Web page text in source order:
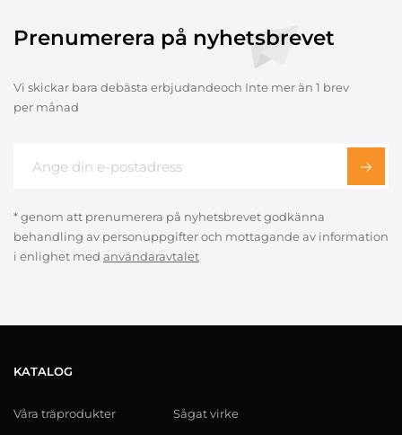
Prenumerera på nyhetsbrevet
Vi skickar bara debästa erbjudandeoch Inte mer än 1 brev
per månad
* genom att prenumerera på nyhetsbrevet godkänna
behandling av personuppgifter och mottagande av information
i enlighet med användaravtalet
KATALOG
Våra träprodukter Sågat virke